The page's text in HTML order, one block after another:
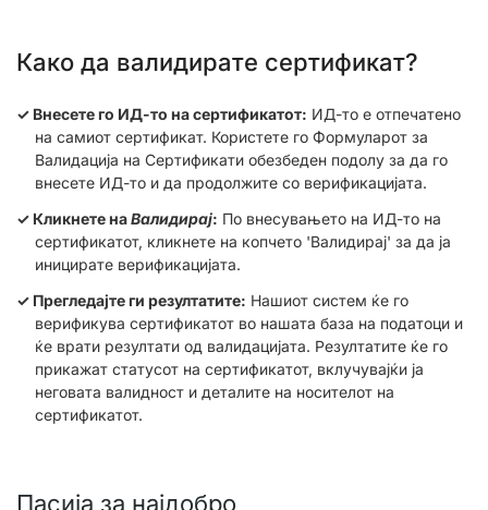
Како да валидирате сертификат?
Внесете го ИД-то на сертификатот: ИД-то е отпечатено
на самиот сертификат. Користете го Формуларот за
Валидација на Сертификати обезбеден подолу за да го
внесете ИД-то и да продолжите со верификацијата.
Кликнете наВалидирај: По внесувањето на ИД-то на
сертификатот, кликнете на копчето 'Валидирај' за да ја
иницирате верификацијата.
Прегледајте ги резултатите: Нашиот систем ќе го
верификува сертификатот во нашата база на податоци и
ќе врати резултати од валидацијата. Резултатите ќе го
прикажат статусот на сертификатот, вклучувајќи ја
неговата валидност и деталите на носителот на
сертификатот.
Пасија за најдобро